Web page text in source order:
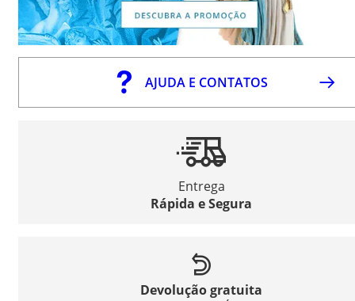
AJUDA E CONTATOS
Entrega
Rápida e Segura
Devolução gratuita